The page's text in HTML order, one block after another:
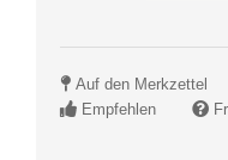
Auf den Merkzettel
Empfehlen